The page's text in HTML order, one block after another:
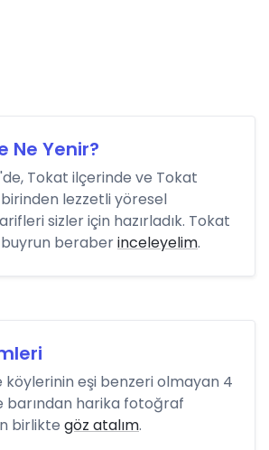
Ne Yenir?
Tokat ilçerinde ve Tokat
lezzetli yöresel
sizler için hazırladık. Tokat
beraberinceleyelim.
köylerinin eşi benzeri olmayan 4
barından harika fotoğraf
birlikte göz atalım.